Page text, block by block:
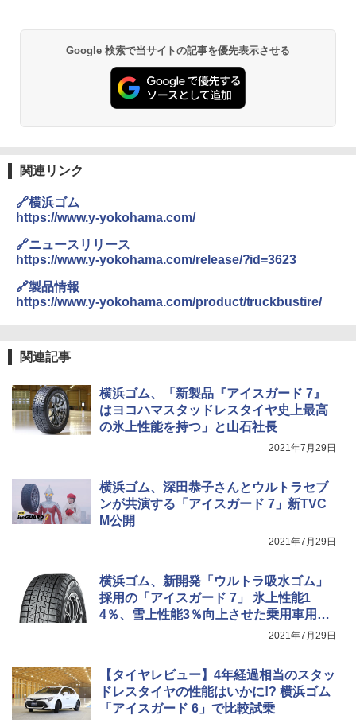
Google 検索で当サイトの記事を優先表示させる
関連リンク
🔗横浜ゴム
https://www.y-yokohama.com/
🔗ニュースリリース
https://www.y-yokohama.com/release/?id=3623
🔗製品情報
https://www.y-yokohama.com/product/truckbustire/
関連記事
横浜ゴム、「新製品『アイスガード 7』
はヨコハマスタッドレスタイヤ史上最高
の氷上性能を持つ」と山石社長
2021年7月29日
横浜ゴム、深田恭子さんとウルトラセブ
ンが共演する「アイスガード 7」新TVC
M公開
2021年7月29日
横浜ゴム、新開発「ウルトラ吸水ゴム」
採用の「アイスガード 7」 氷上性能1
4％、雪上性能3％向上させた乗用車用ス
2021年7月29日
【タイヤレビュー】4年経過相当のスタッ
ドレスタイヤの性能はいかに!? 横浜ゴム
「アイスガード 6」で比較試乗